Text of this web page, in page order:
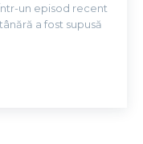
un episod recent
a fost supusă